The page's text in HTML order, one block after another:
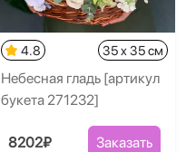
4.8 35 x 35 см
Небесная гладь [артикул
букета 271232]
8202₽ Заказать